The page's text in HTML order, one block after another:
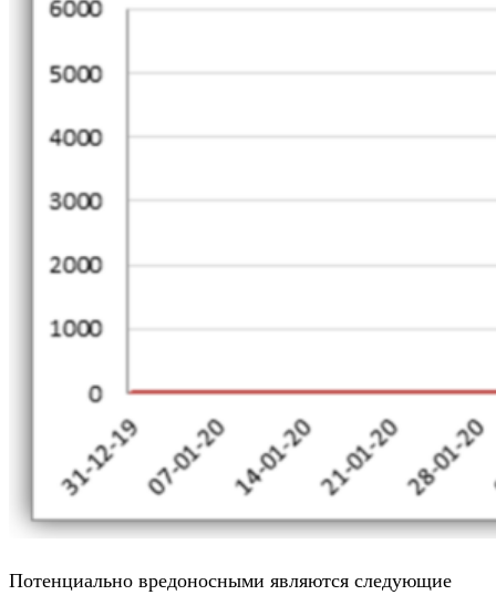
Потенциально вредоносными являются следующие